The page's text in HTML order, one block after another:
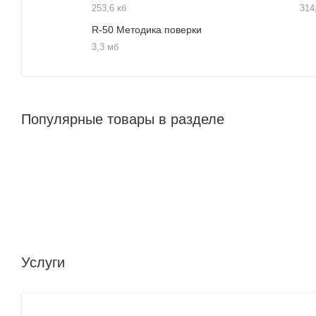
253,6 кб
R-50 Методика поверки
3,3 мб
Популярные товары в разделе
Услуги